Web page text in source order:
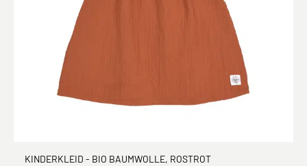
KINDERKLEID - BIO BAUMWOLLE, ROSTROT